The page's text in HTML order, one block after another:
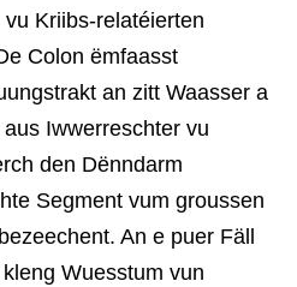
Kriibs-relatéierten
Colon ëmfaasst
an zitt Waasser a
Iwwerreschter vu
den Dënndarm
Segment vum groussen
An e puer Fäll
Wuesstum vun